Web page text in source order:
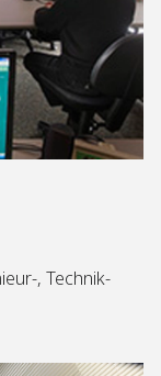
, Technik-